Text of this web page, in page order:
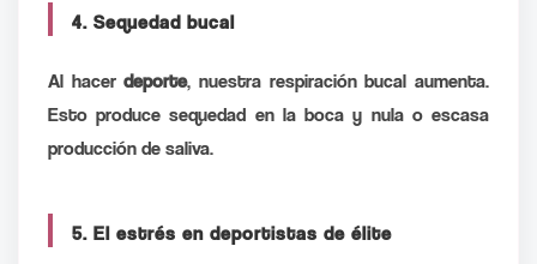
4. Sequedad bucal
Al hacerdeporte, nuestra respiración bucal aumenta.
Esto produce sequedad en la boca y nula o escasa
producción de saliva.
5. El estrés en deportistas de élite